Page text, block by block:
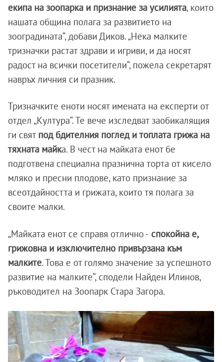
екипа на зоопарка и признание за усилията, които
нашата община полага за развитието на
зооградината“, добави Диков. „Нека малките
тризначки растат здрави и игриви, и да носят
радост на всички посетители“, пожела секретарят
навръх личния си празник.
Тризначките еноти носят имената на експерти от
отдел „Култура“. Те вече изследват заобикалящия
ги свят под бдителния поглед и топлата грижа на
тяхната майка. В чест на майката енот бе
подготвена специална празнична торта от кисело
мляко и пресни плодове, като признание за
всеотдайността и грижата, които тя полага за
своите малки.
„Майката енот се справя отлично - спокойна е,
грижовна и изключително привързана към
малките. Това е от голямо значение за успешното
развитие на малките“, сподели Найден Илинов,
ръководител на Зоопарк Стара Загора.